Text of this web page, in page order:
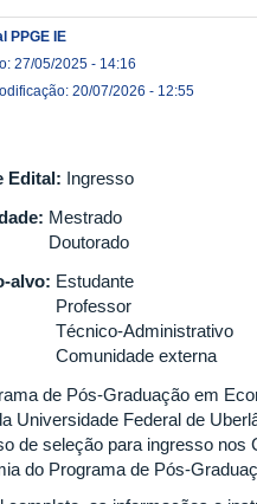
PPGE IE
27/05/2025 - 14:16
20/07/2026 - 12:55
Edital: Ingresso
Mestrado
Doutorado
alvo: Estudante
Professor
Técnico-Administrativo
Comunidade externa
de Pós-Graduação em
Universidade Federal de
de seleção para ingresso nos
do Programa de Pós-